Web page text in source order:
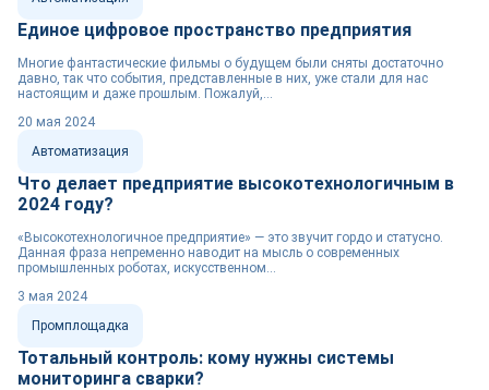
Единое цифровое пространство предприятия
Многие фантастические фильмы о будущем были сняты достаточно
давно, так что события, представленные в них, уже стали для нас
настоящим и даже прошлым. Пожалуй,...
Автоматизация
20 мая 2024
Что делает предприятие высокотехнологичным в
2024 году?
«Высокотехнологичное предприятие» — это звучит гордо и статусно.
Данная фраза непременно наводит на мысль о современных
промышленных роботах, искусственном...
Промплощадка
3 мая 2024
Тотальный контроль: кому нужны системы
мониторинга сварки?